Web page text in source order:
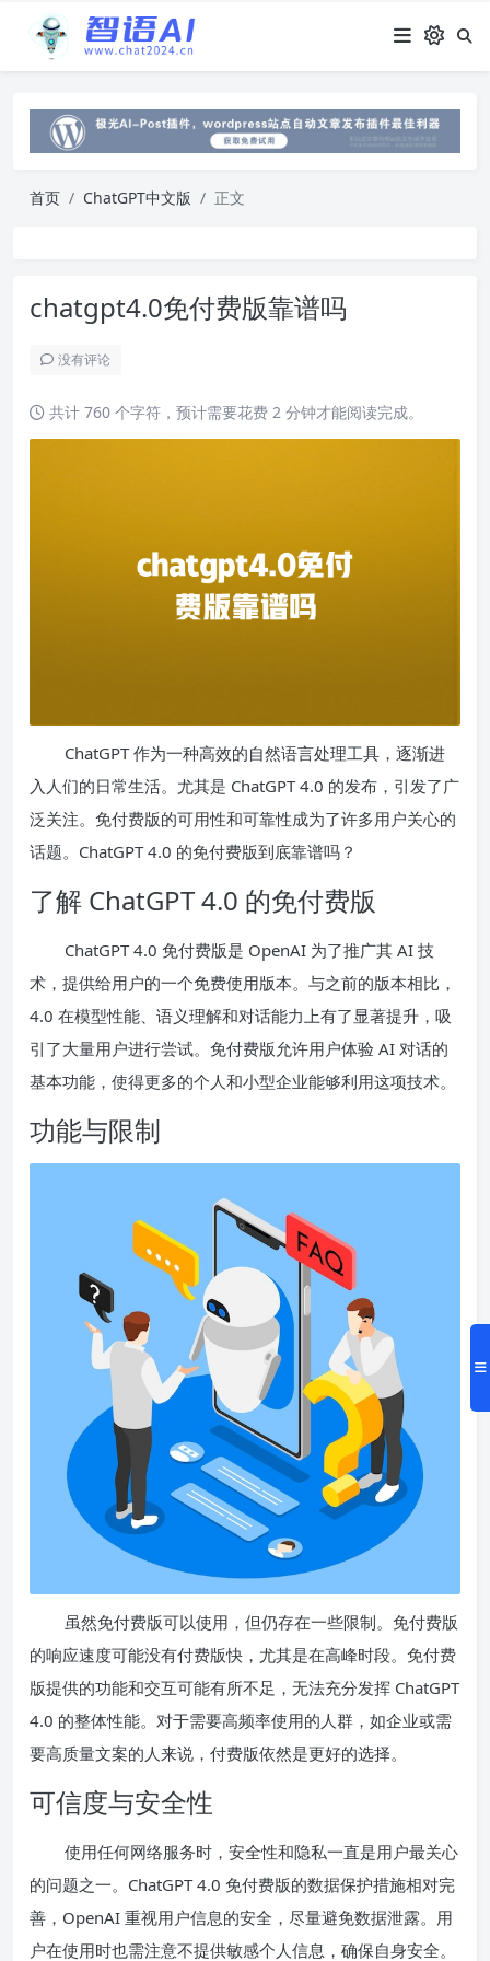
首页 ChatGPT中文版 正文
chatgpt4.0免付费版靠谱吗
没有评论
共计 760 个字符，预计需要花费 2 分钟才能阅读完成。
ChatGPT 作为一种高效的自然语言处理工具，逐渐进
入人们的日常生活。尤其是 ChatGPT 4.0 的发布，引发了广
泛关注。免付费版的可用性和可靠性成为了许多用户关心的
话题。ChatGPT 4.0 的免付费版到底靠谱吗？
了解 ChatGPT 4.0 的免付费版
ChatGPT 4.0 免付费版是 OpenAI 为了推广其 AI 技
术，提供给用户的一个免费使用版本。与之前的版本相比，
4.0 在模型性能、语义理解和对话能力上有了显著提升，吸
引了大量用户进行尝试。免付费版允许用户体验 AI 对话的
基本功能，使得更多的个人和小型企业能够利用这项技术。
功能与限制
虽然免付费版可以使用，但仍存在一些限制。免付费版
的响应速度可能没有付费版快，尤其是在高峰时段。免付费
版提供的功能和交互可能有所不足，无法充分发挥 ChatGPT
4.0 的整体性能。对于需要高频率使用的人群，如企业或需
要高质量文案的人来说，付费版依然是更好的选择。
可信度与安全性
使用任何网络服务时，安全性和隐私一直是用户最关心
的问题之一。ChatGPT 4.0 免付费版的数据保护措施相对完
善，OpenAI 重视用户信息的安全，尽量避免数据泄露。用
户在使用时也需注意不提供敏感个人信息，确保自身安全。